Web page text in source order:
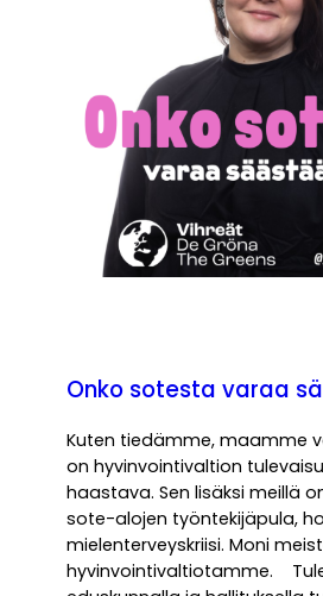
Onko sotesta varaa
Kuten tiedämme, maamme
on hyvinvointivaltion
haastava. Sen lisäksi meillä
sote-alojen työntekijäpula,
mielenterveyskriisi. Moni
hyvinvointivaltiotamme.